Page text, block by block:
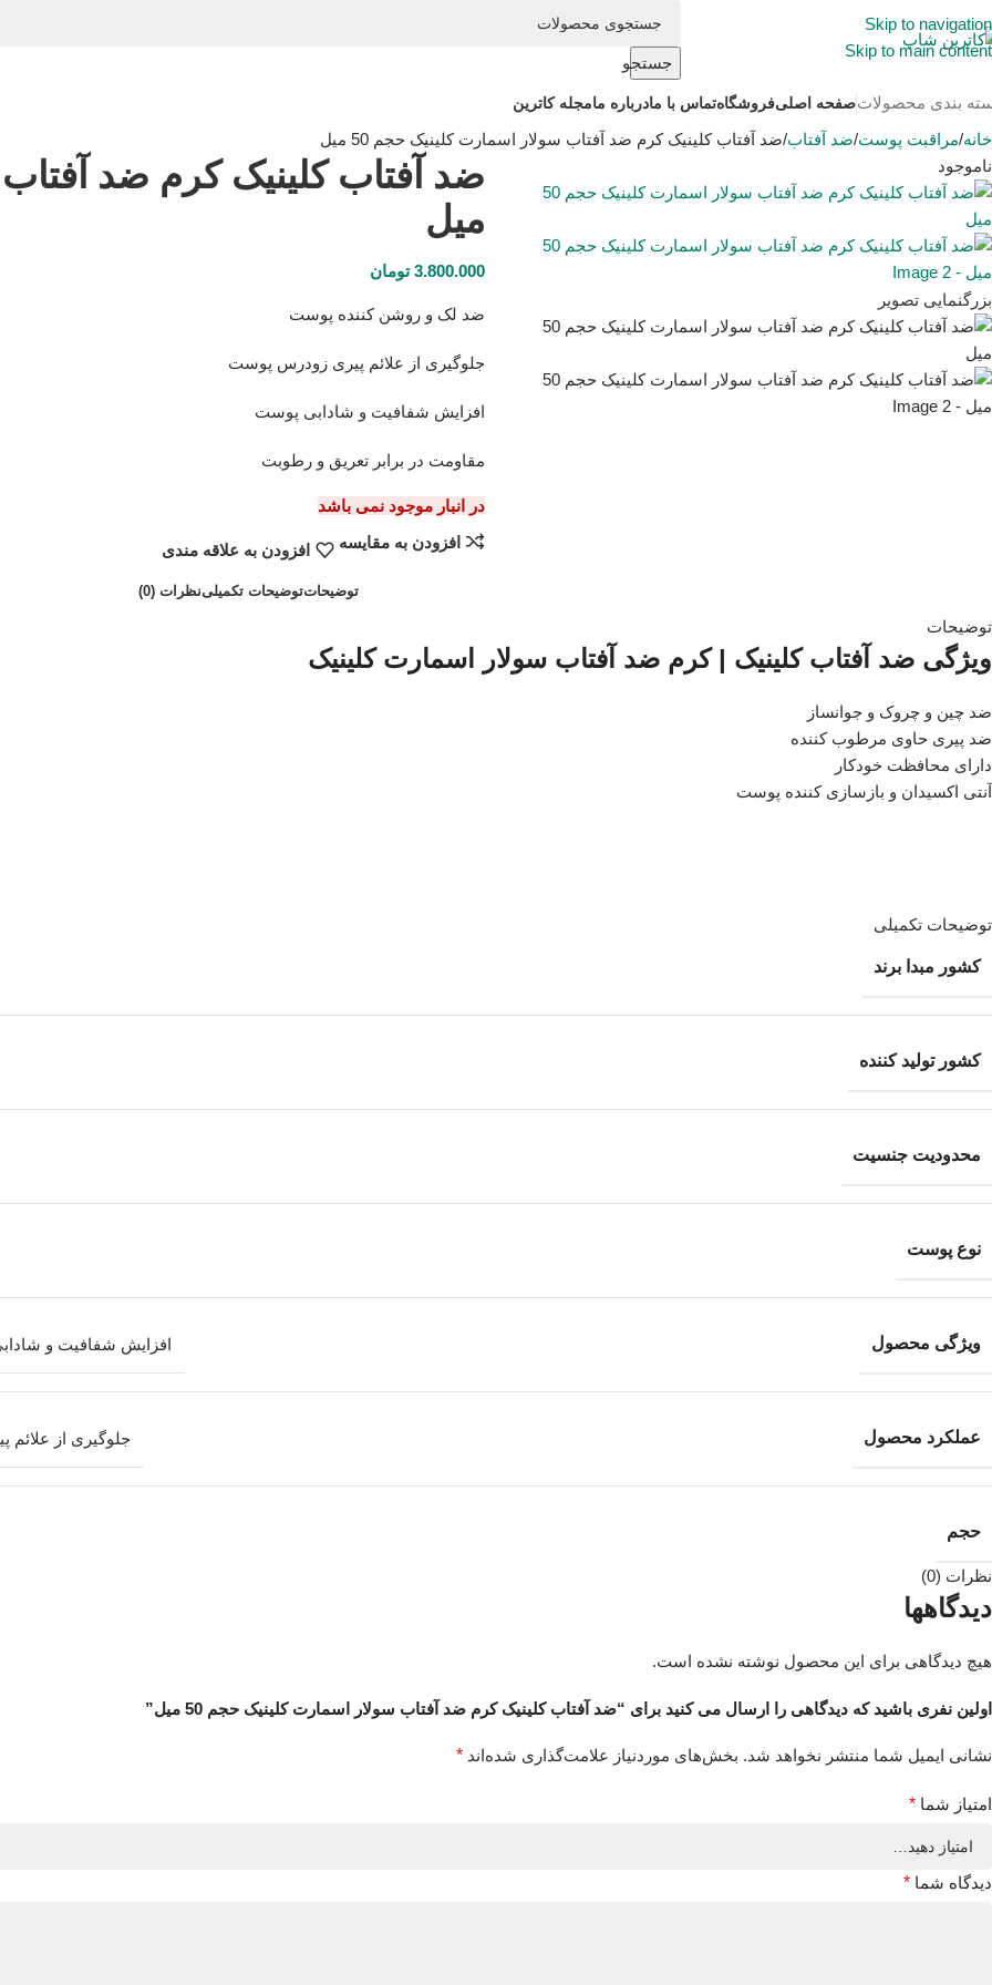
Skip to navigation
Skip to main content
جستجو
بندی محصولاتصفحه اصلیفروشگاهتماس با مادرباره مامجله کاترین
خانه مراقبت پوست ضد آفتاب ضد آفتاب کلینیک کرم ضد آفتاب سولار اسمارت کلینیک حجم 50 میل
ناموجود
بزرگنمایی تصویر
میل
3.800.000 تومان
ضد لک و روشن کننده پوست
جلوگیری از علائم پیری زودرس پوست
افزایش شفافیت و شادابی پوست
مقاومت در برابر تعریق و رطوبت
در انبار موجود نمی باشد
افزودن به مقایسه
افزودن به علاقه مندی
توضیحاتتوضیحات تکمیلینظرات (0)
توضیحات
ویژگی ضد آفتاب کلینیک | کرم ضد آفتاب سولار اسمارت کلینیک
ضد چین و چروک و جوانساز
ضد پیری حاوی مرطوب کننده
دارای محافظت خودکار
آنتی اکسیدان و بازسازی کننده پوست
توضیحات تکمیلی
کشور مبدا برند
کشور تولید کننده
محدودیت جنسیت
نوع پوست
ویژگی محصول افزایش شفافیت و
عملکرد محصول جلوگیری از
حجم
نظرات (0)
دیدگاهها
هیچ دیدگاهی برای این محصول نوشته نشده است.
اولین نفری باشید که دیدگاهی را ارسال می کنید برای “ضد آفتاب کلینیک کرم ضد آفتاب سولار اسمارت کلینیک حجم 50 میل”
نشانی ایمیل شما منتشر نخواهد شد. بخش‌های موردنیاز علامت‌گذاری شده‌اند *
امتیاز شما *
دیدگاه شما *